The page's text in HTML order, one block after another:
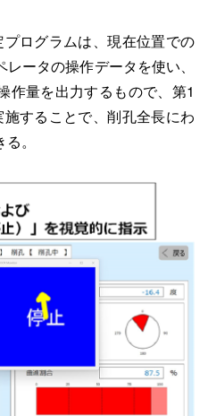
ログラムは、現在位置での
ータの操作データを使い、
作量を出力するもので、第1
することで、削孔全長にわ
。